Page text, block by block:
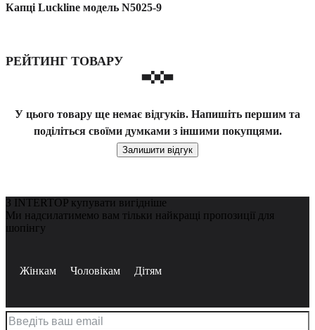
Капці Luckline модель N5025-9
РЕЙТИНГ ТОВАРУ
У цього товару ще немає відгуків. Напишіть першим та
поділіться своїми думками з іншими покупцями.
Залишити відгук
З INTERTOP купувати вигідніше
Ми надсилатимемо вам тільки найкращі пропозиції для
шопінгу
Жінкам Чоловікам Дітям